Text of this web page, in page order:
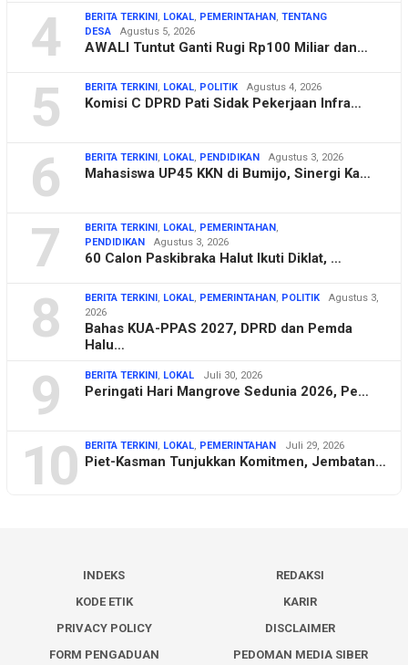
4 BERITA TERKINI, LOKAL, PEMERINTAHAN, TENTANG
DESA
Agustus 5, 2026
AWALI Tuntut Ganti Rugi Rp100 Miliar dan…
5 BERITA TERKINI, LOKAL, POLITIK Agustus 4, 2026
Komisi C DPRD Pati Sidak Pekerjaan Infra…
6 BERITA TERKINI, LOKAL, PENDIDIKAN Agustus 3, 2026
Mahasiswa UP45 KKN di Bumijo, Sinergi Ka…
7 BERITA TERKINI, LOKAL, PEMERINTAHAN,
PENDIDIKAN
Agustus 3, 2026
60 Calon Paskibraka Halut Ikuti Diklat, …
8 BERITA TERKINI, LOKAL, PEMERINTAHAN, POLITIK
Agustus 3,
2026
Bahas KUA-PPAS 2027, DPRD dan Pemda
Halu…
9 BERITA TERKINI, LOKAL Juli 30, 2026
Peringati Hari Mangrove Sedunia 2026, Pe…
10 BERITA TERKINI, LOKAL, PEMERINTAHAN Juli 29, 2026
Piet-Kasman Tunjukkan Komitmen, Jembatan…
INDEKS
REDAKSI
KODE ETIK
KARIR
PRIVACY POLICY
DISCLAIMER
FORM PENGADUAN
PEDOMAN MEDIA SIBER